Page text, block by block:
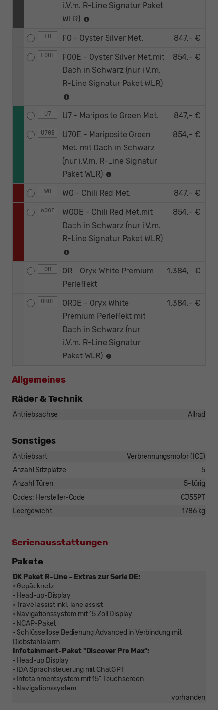
i.V.m. R-Line Signatur Paket
WLR)
F0 F0 - Oyster Silver Met. 847,– €
F00E
F00E - Oyster Silver Met.mit
Dach in Schwarz (nur i.V.m.
R-Line Signatur Paket WLR)
854,– €
U7 U7 - Mariposite Green Met. 847,– €
U70E
U70E - Mariposite Green
Met. mit Dach in Schwarz
(nur i.V.m. R-Line Signatur
Paket WLR)
854,– €
W0 W0 - Chili Red Met. 847,– €
W00E
W0OE - Chili Red Met.mit
Dach in Schwarz (nur i.V.m.
R-Line Signatur Paket WLR)
854,– €
0R
0R - Oryx White Premium
Perleffekt
1.384,– €
0R0E
0R0E - Oryx White
Premium Perleffekt mit
Dach in Schwarz (nur
i.V.m. R-Line Signatur
Paket WLR)
1.384,– €
Allgemeines
Räder & Technik
Antriebsachse Allrad
Sonstiges
Antriebsart
Verbrennungsmotor (ICE)
Anzahl Sitzplätze
5
Anzahl Türen
5-türig
Codes: Hersteller-Code
CJ55PT
Leergewicht
1786 kg
Serienausstattungen
Pakete
DK Paket R-Line – Extras zur Serie DE:
• Gepäcknetz
• Head-up-Display
• Travel assist inkl. lane assist
• Navigationssystem mit 15 Zoll Display
• NCAP-Paket
• Schlüssellose Bedienung Advanced in Verbindung mit
Diebstahlalarm
Infotainment-Paket "Discover Pro Max":
• Head-up Display
• IDA Sprachsteuerung mit ChatGPT
• Infotainmentsystem mit 15" Touchscreen
• Navigationssystem
vorhanden